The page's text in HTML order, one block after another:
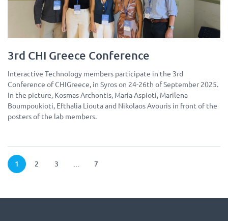
3rd CHI Greece Conference
Interactive Technology members participate in the 3rd
Conference of CHIGreece, in Syros on 24-26th of September 2025.
In the picture, Kosmas Archontis, Maria Aspioti, Marilena
Boumpoukioti, Efthalia Liouta and Nikolaos Avouris in front of the
posters of the lab members.
Page
1 Page
2 Page
3 … Page
7